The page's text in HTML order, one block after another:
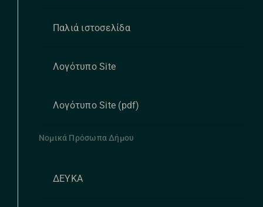
Παλιά ιστοσελίδα
Λογότυπο Site
Λογότυπο Site (pdf)
Νομικά Πρόσωπα Δήμου
ΔΕΥΚΑ